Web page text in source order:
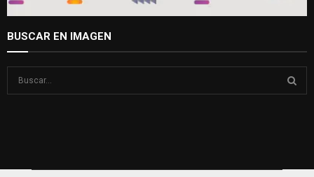
BUSCAR EN IMAGEN